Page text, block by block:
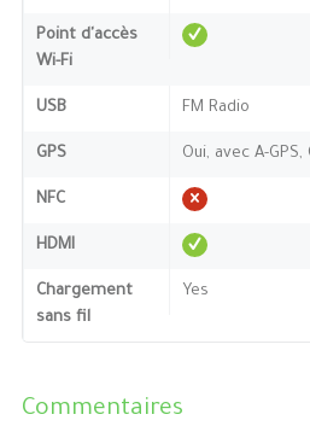
Point d'accès
Wi-Fi
USB FM Radio
GPS Oui, avec A-GPS,
NFC
HDMI
Chargement
sans fil
Yes
Commentaires